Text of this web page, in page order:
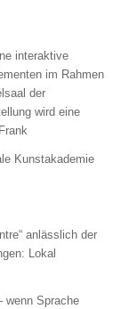
interaktive
im Rahmen
der
wird eine
Kunstakademie
anlässlich der
Lokal
wenn Sprache